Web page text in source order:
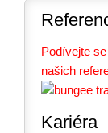
Podívejte
našich
Kariéra